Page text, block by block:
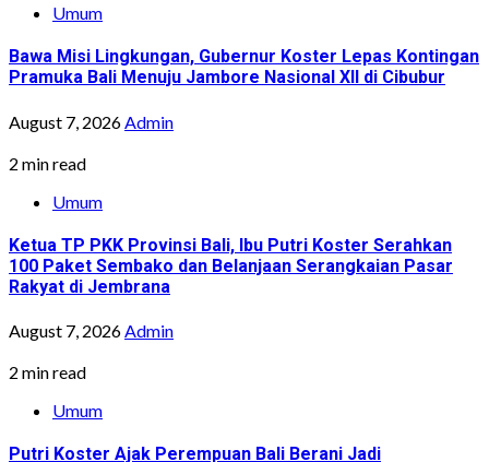
Umum
Bawa Misi Lingkungan, Gubernur Koster Lepas Kontingan
Pramuka Bali Menuju Jambore Nasional XII di Cibubur
August 7, 2026 Admin
2 min read
Umum
Ketua TP PKK Provinsi Bali, Ibu Putri Koster Serahkan
100 Paket Sembako dan Belanjaan Serangkaian Pasar
Rakyat di Jembrana
August 7, 2026Admin
2 min read
Umum
Putri Koster Ajak Perempuan Bali Berani Jadi